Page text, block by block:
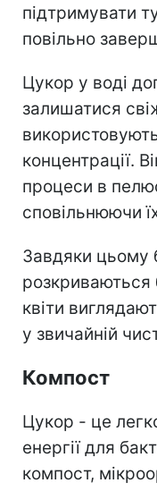
підтримувати
повільно
Цукор у воді
залишатися
концентрації.
процеси в
сповільнюючи
Завдяки цьому
розкриваються
квіти
у звичайній
Компост
Цукор - це
енергії для
компост,